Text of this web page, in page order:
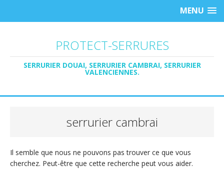
MENU
PROTECT-SERRURES
SERRURIER DOUAI, SERRURIER CAMBRAI, SERRURIER
VALENCIENNES.
serrurier cambrai
Il semble que nous ne pouvons pas trouver ce que vous
cherchez. Peut-être que cette recherche peut vous aider.